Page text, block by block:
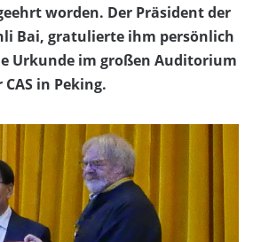
worden. Der Präsident der
Bai, gratulierte ihm persönlich
Urkunde im großen Auditorium
in Peking.